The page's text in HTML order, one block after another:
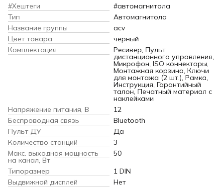
#Хештеги
#автомагнитола
Тип
Автомагнитола
Название группы
acv
Цвет товара
черный
Комплектация
Ресивер, Пульт
дистанционного управления,
Микрофон, ISO коннекторы,
Монтажная корзина, Ключи
для монтажа (2 шт.), Рамка,
Инструкция, Гарантийный
талон, Печатный материал с
наклейками
Напряжение питания, В
12
Беспроводная связь
Bluetooth
Пульт ДУ
Да
Количество станций
3
Макс. выходная мощность
на канал, Вт
50
Типоразмер
1 DIN
Выдвижной дисплей
Нет